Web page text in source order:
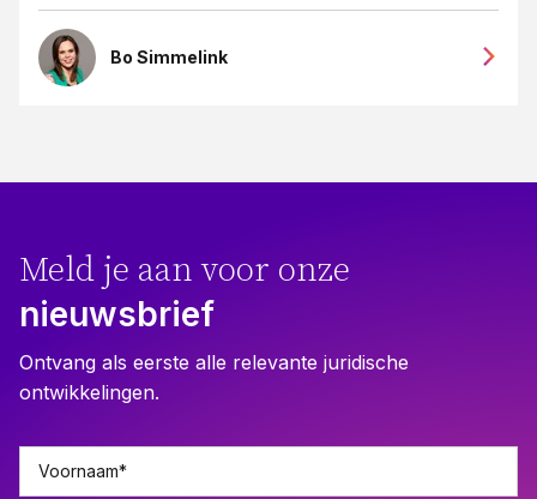
Bo Simmelink
Meld je aan voor onze
nieuwsbrief
Ontvang als eerste alle relevante juridische
ontwikkelingen.
Voornaam*